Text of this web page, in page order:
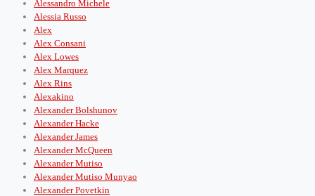
Alessandro Michele
Alessia Russo
Alex
Alex Consani
Alex Lowes
Alex Marquez
Alex Rins
Alexakino
Alexander Bolshunov
Alexander Hacke
Alexander James
Alexander McQueen
Alexander Mutiso
Alexander Mutiso Munyao
Alexander Povetkin